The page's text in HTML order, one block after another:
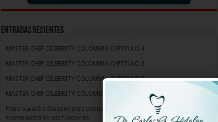
Entradas recientes
MASTER CHEF CELEBRITY COLOMBIA CAPITULO 4
MASTER CHEF CELEBRITY COLOMBIA CAPITULO 3
MASTER CHEF CELEBRITY COLOMBIA CAPITULO 2
MASTER CHEF CELEBRITY COLOMBIA CAPITULO 1
Petro viajará a Ecuador para posesión de Noboa: Armando Benedetti lo
reemplazará en sus funciones